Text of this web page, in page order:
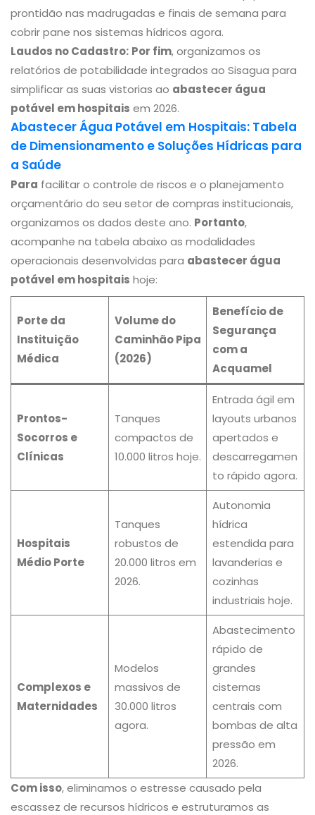
prontidão nas madrugadas e finais de semana para
cobrir pane nos sistemas hídricos agora.
Laudos no Cadastro: Por fim, organizamos os
relatórios de potabilidade integrados ao Sisagua para
simplificar as suas vistorias ao abastecer água
potável em hospitais em 2026.
Abastecer Água Potável em Hospitais: Tabela
de Dimensionamento e Soluções Hídricas para
a Saúde
Para facilitar o controle de riscos e o planejamento
orçamentário do seu setor de compras institucionais,
organizamos os dados deste ano. Portanto,
acompanhe na tabela abaixo as modalidades
operacionais desenvolvidas para abastecer água
potável em hospitais hoje:
Porte da
Instituição
Médica
Volume do
Caminhão Pipa
(2026)
Benefício de
Segurança
com a
Acquamel
Prontos-
Socorros e
Clínicas
Tanques
compactos de
10.000 litros hoje.
Entrada ágil em
layouts urbanos
apertados e
descarregamen
to rápido agora.
Hospitais
Médio Porte
Tanques
robustos de
20.000 litros em
2026.
Autonomia
hídrica
estendida para
lavanderias e
cozinhas
industriais hoje.
Complexos e
Maternidades
Modelos
massivos de
30.000 litros
agora.
Abastecimento
rápido de
grandes
cisternas
centrais com
bombas de alta
pressão em
2026.
Com isso, eliminamos o estresse causado pela
escassez de recursos hídricos e estruturamos as